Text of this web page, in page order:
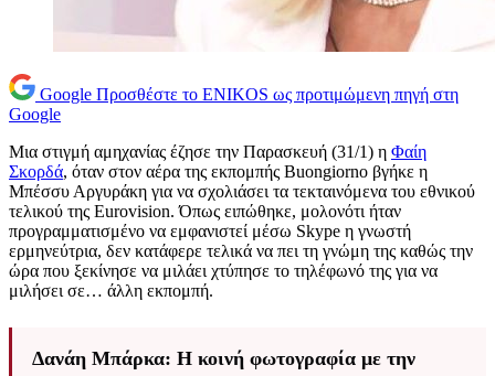
Google Προσθέστε το ENIKOS ως προτιμώμενη πηγή στη
Google
Μια στιγμή αμηχανίας έζησε την Παρασκευή (31/1) η Φαίη
Σκορδά, όταν στον αέρα της εκπομπής Buongiorno βγήκε η
Μπέσσυ Αργυράκη για να σχολιάσει τα τεκταινόμενα του εθνικού
τελικού της Eurovision. Όπως ειπώθηκε, μολονότι ήταν
προγραμματισμένο να εμφανιστεί μέσω Skype η γνωστή
ερμηνεύτρια, δεν κατάφερε τελικά να πει τη γνώμη της καθώς την
ώρα που ξεκίνησε να μιλάει χτύπησε το τηλέφωνό της για να
μιλήσει σε… άλλη εκπομπή.
Δανάη Μπάρκα: Η κοινή φωτογραφία με την